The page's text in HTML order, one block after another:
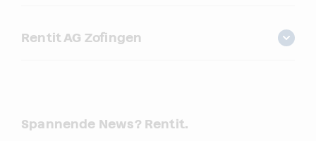
Rentit AG Zofingen
Spannende News? Rentit.